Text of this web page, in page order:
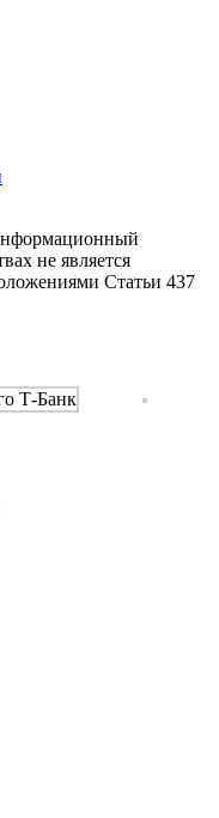
не является
Статьи 437